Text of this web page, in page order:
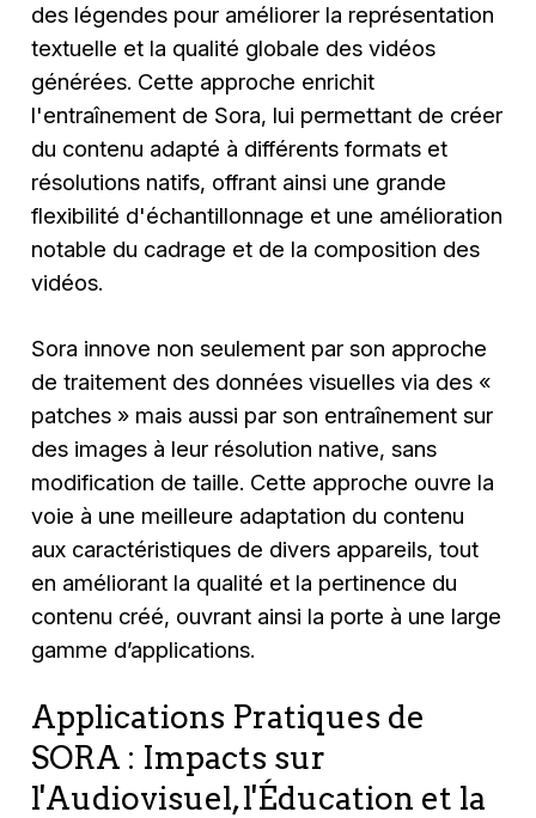
des légendes pour améliorer la représentation
textuelle et la qualité globale des vidéos
générées. Cette approche enrichit
l'entraînement de Sora, lui permettant de créer
du contenu adapté à différents formats et
résolutions natifs, offrant ainsi une grande
flexibilité d'échantillonnage et une amélioration
notable du cadrage et de la composition des
vidéos.
Sora innove non seulement par son approche
de traitement des données visuelles via des «
patches » mais aussi par son entraînement sur
des images à leur résolution native, sans
modification de taille. Cette approche ouvre la
voie à une meilleure adaptation du contenu
aux caractéristiques de divers appareils, tout
en améliorant la qualité et la pertinence du
contenu créé, ouvrant ainsi la porte à une large
gamme d’applications.
Applications Pratiques de
SORA : Impacts sur
l'Audiovisuel, l'Éducation et la